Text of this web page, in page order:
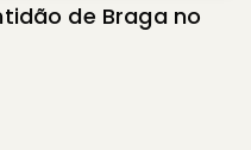
de Braga no